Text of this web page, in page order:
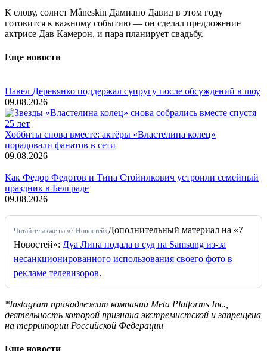
К слову, солист Måneskin Дамиано Давид в этом году
готовится к важному событию — он сделал предложение
актрисе Дав Камерон, и пара планирует свадьбу.
Еще новости
Павел Деревянко поддержал супругу после обсуждений в шоу
09.08.2026
Хоббиты снова вместе: актёры «Властелина колец»
порадовали фанатов в сети
09.08.2026
Как Федор Федотов и Тина Стойилкович устроили семейный
праздник в Белграде
09.08.2026
Читайте также на «7 Новостей»Дополнительный материал на «7
Новостей»: Дуа Липа подала в суд на Samsung из-за
несанкционированного использования своего фото в
рекламе телевизоров.
*Instagram принадлежит компании Meta Platforms Inc.,
деятельность которой признана экстремистской и запрещена
на территории Российской Федерации